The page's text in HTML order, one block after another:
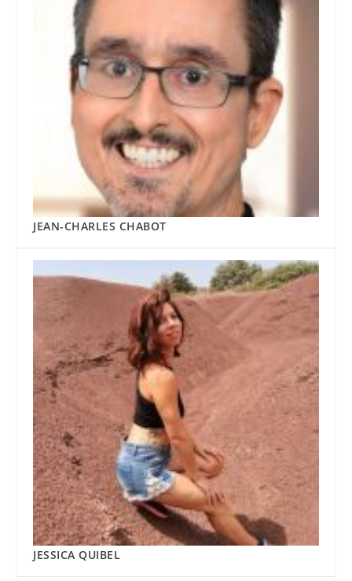
JEAN-CHARLES CHABOT
JESSICA QUIBEL